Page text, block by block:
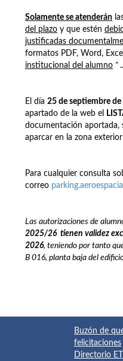
Solamente se atenderán
del plazo y que estén
justificadas
formatos PDF, Word,
institucional del alumno "
El día 25 de septiembre
apartado de la web el
documentación aportada,
aparcar en la zona
Para cualquier consulta
correo
Las autorizaciones de
2025/26 tienen validez
2026, teniendo por tanto
B 016, planta baja del
Buzón de
felicitaciones
Directorio